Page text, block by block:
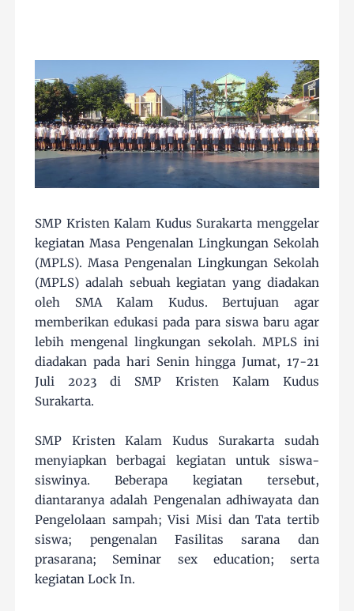
SMP Kristen Kalam Kudus Surakarta menggelar
kegiatan Masa Pengenalan Lingkungan Sekolah
(MPLS). Masa Pengenalan Lingkungan Sekolah
(MPLS) adalah sebuah kegiatan yang diadakan
oleh SMA Kalam Kudus. Bertujuan agar
memberikan edukasi pada para siswa baru agar
lebih mengenal lingkungan sekolah. MPLS ini
diadakan pada hari Senin hingga Jumat, 17-21
Juli 2023 di SMP Kristen Kalam Kudus
Surakarta.
SMP Kristen Kalam Kudus Surakarta sudah
menyiapkan berbagai kegiatan untuk siswa-
siswinya. Beberapa kegiatan tersebut,
diantaranya adalah Pengenalan adhiwayata dan
Pengelolaan sampah; Visi Misi dan Tata tertib
siswa; pengenalan Fasilitas sarana dan
prasarana; Seminar sex education; serta
kegiatan Lock In.